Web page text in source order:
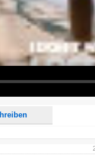
Kommentar entfernt.
oder "http://" in URLs
Kommentare erscheinen.